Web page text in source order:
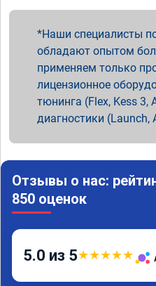
Наши специалисты
обладают опытом
применяем только
лицензионное
тюнинга (Flex, Kess 3,
диагностики (Launch,
Отзывы о нас:
850 оценок
5.0 из 5★★★★★